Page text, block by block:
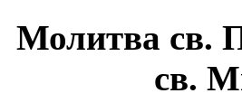
Молитва св.
св.